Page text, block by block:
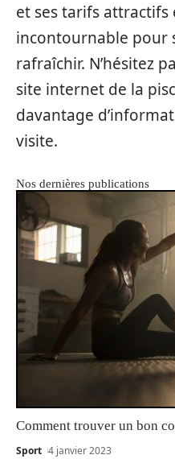
et ses tarifs
incontournable pour
rafraîchir. N’hésitez
site internet de la
davantage
visite.
Nos dernières publications
Comment trouver un bon
Sport 4 janvier 2023